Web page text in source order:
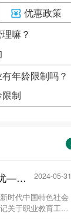
优惠政策
嘛？
年龄限制吗？
制
一技在手 一生无忧——甘肃秦陇技工学校职教活动周系列活动...
2024-05-31
时代中国特色社会
关于职业教育工作